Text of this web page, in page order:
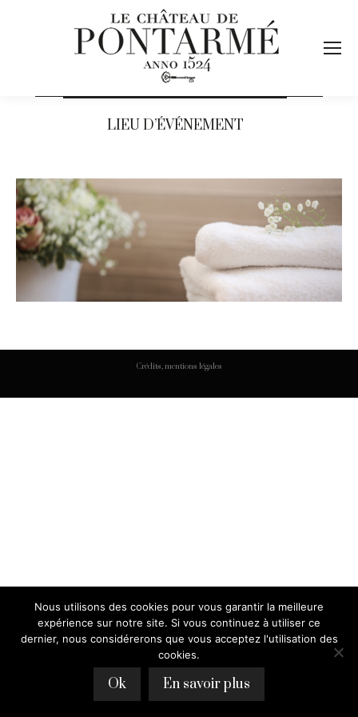
LIEU D’ÉVÉNEMENT
Crédits, mentions légales
Nous utilisons des cookies pour vous garantir la meilleure
expérience sur notre site. Si vous continuez à utiliser ce
dernier, nous considérerons que vous acceptez l'utilisation des
cookies.
Ok En savoir plus